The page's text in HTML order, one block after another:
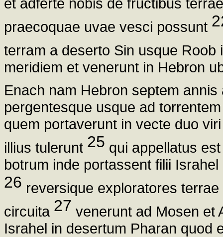
praecoquae uvae vesci possunt
terram a deserto Sin usque
meridiem et venerunt in Hebron
Enach nam Hebron septem
pergentesque usque ad
quem portaverunt in vecte duo
illius tulerunt 25 qui appellatus
botrum inde portassent filii Israhel
26 reversique exploratores
circuita 27 venerunt ad Mosen et
Israhel in desertum Pharan quod